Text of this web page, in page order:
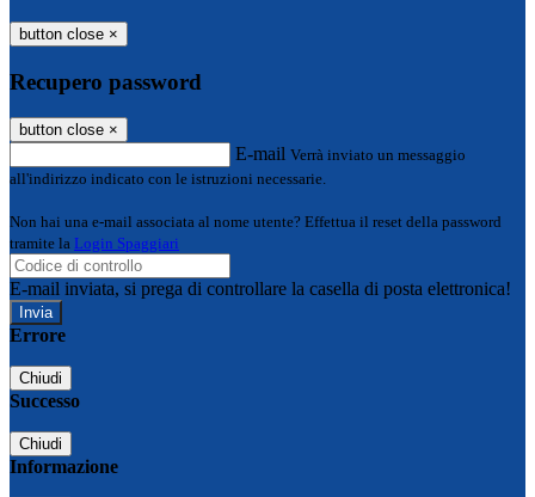
button close ×
Recupero password
button close ×
E-mail Verrà inviato un messaggio
all'indirizzo indicato con le istruzioni necessarie.
Non hai una e-mail associata al nome utente? Effettua il reset della password
tramite la Login Spaggiari
E-mail inviata, si prega di controllare la casella di posta elettronica!
Errore
Chiudi
Successo
Chiudi
Informazione